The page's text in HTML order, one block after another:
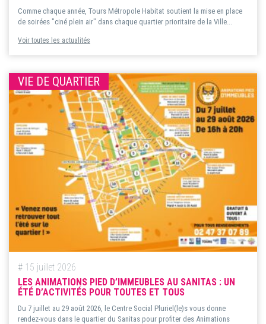
Comme chaque année, Tours Métropole Habitat soutient la mise en place
de soirées "ciné plein air" dans chaque quartier prioritaire de la Ville...
Voir toutes les actualités
VIE DE QUARTIER
# 15 juillet 2026
LES ANIMATIONS PIED D’IMMEUBLES AU SANITAS : UN
ÉTÉ D’ACTIVITÉS POUR TOUTES ET TOUS
Du 7 juillet au 29 août 2026, le Centre Social Pluriel(le)s vous donne
rendez-vous dans le quartier du Sanitas pour profiter des Animations